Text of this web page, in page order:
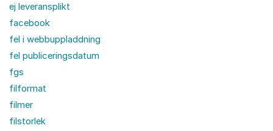
ej leveransplikt
facebook
fel i webbuppladdning
fel publiceringsdatum
fgs
filformat
filmer
filstorlek